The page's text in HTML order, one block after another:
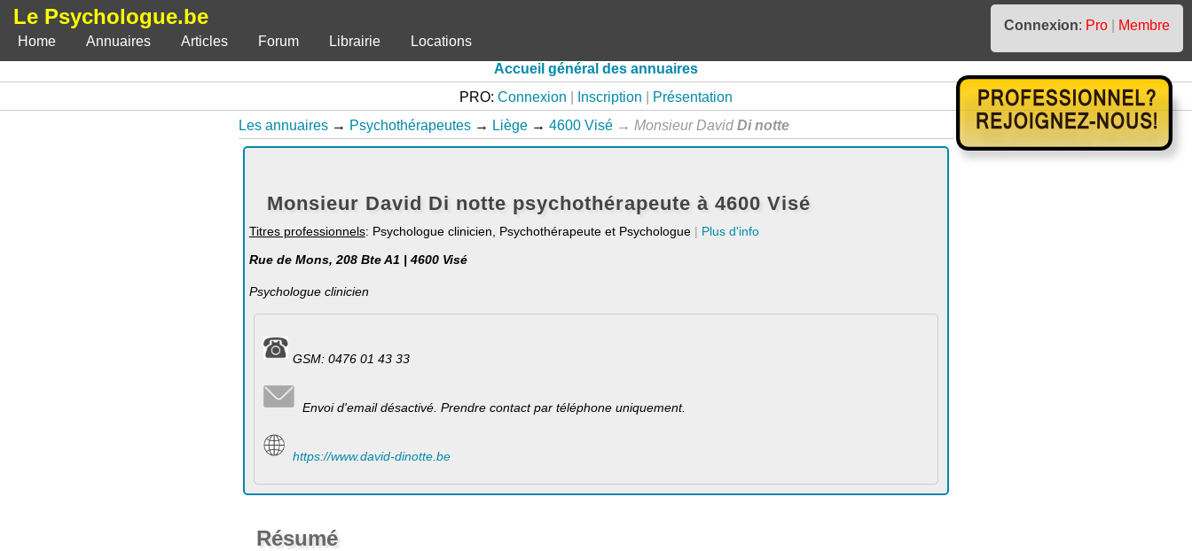
Le Psychologue.be Connexion: Pro
Membre
Home
Annuaires Articles Forum Librairie
Locations
Accueil général des annuaires
PRO: Connexion Inscription
Présentation
Les annuaires → Psychothérapeutes → Liège → 4600 Visé → Monsieur DavidDi notte
Monsieur David Di notte psychothérapeute à 4600 Visé
Titres professionnels: Psychologue clinicien, Psychothérapeute et Psychologue | Plus d'info
Rue de Mons, 208 Bte A1 | 4600 Visé
Psychologue clinicien
GSM: 0476 01 43 33
Envoi d'email désactivé. Prendre contact par téléphone uniquement.
https://www.david-dinotte.be
Résumé